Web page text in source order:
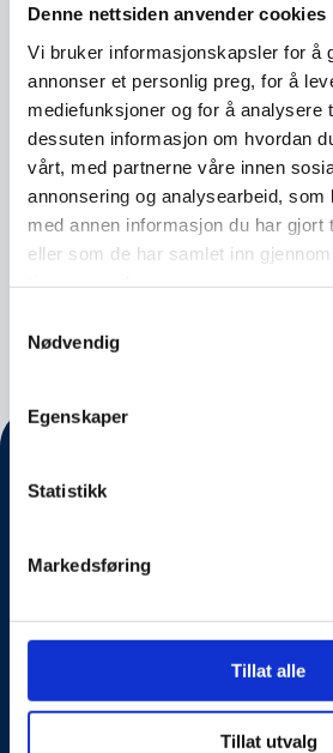
Denne nettsiden anvender cookies
Vi bruker informasjonskapsler for å
annonser et personlig preg, for å
mediefunksjoner og for å analysere
dessuten informasjon om hvordan
vårt, med partnerne våre innen
annonsering og analysearbeid, som
med annen informasjon du har gjort
eller som de har samlet inn
Nødvendig
Egenskaper
Statistikk
Markedsføring
Tillat alle
Tillat utvalg
Har du tenkt på
forvarsel mister din telefon
den? Selve telefonen kan
skaffe deg en ny, om du ser
den utgjør. Men hva med
enkelt få tilbake alt som er
fredag 31.mars markeres […]
Om oss